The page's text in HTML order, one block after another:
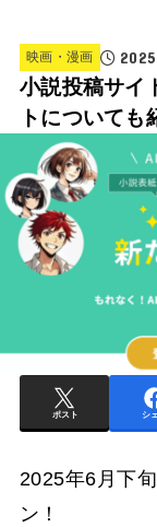
映画・漫画
小説投稿サイ
トについても
ポスト シ
2025年6月下
ン！